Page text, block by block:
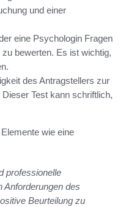
und einer
eine Psychologin Fragen
bewerten. Es ist wichtig,
des Antragstellers zur
Test kann schriftlich,
wie eine
professionelle
Anforderungen des
Beurteilung zu